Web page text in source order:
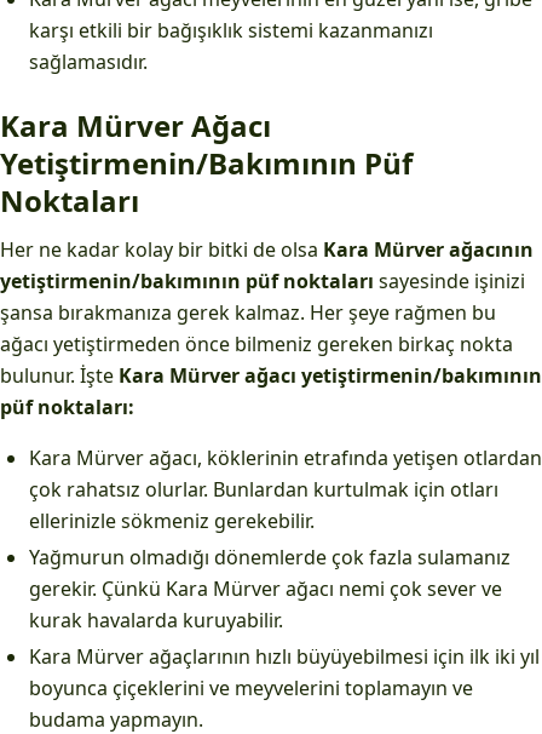
karşı etkili bir bağışıklık sistemi kazanmanızı
sağlamasıdır.
Kara Mürver Ağacı
Yetiştirmenin/Bakımının Püf
Noktaları
Her ne kadar kolay bir bitki de olsa Kara Mürver ağacının
yetiştirmenin/bakımının püf noktaları sayesinde işinizi
şansa bırakmanıza gerek kalmaz. Her şeye rağmen bu
ağacı yetiştirmeden önce bilmeniz gereken birkaç nokta
bulunur. İşte Kara Mürver ağacı yetiştirmenin/bakımının
püf noktaları:
Kara Mürver ağacı, köklerinin etrafında yetişen otlardan
çok rahatsız olurlar. Bunlardan kurtulmak için otları
ellerinizle sökmeniz gerekebilir.
Yağmurun olmadığı dönemlerde çok fazla sulamanız
gerekir. Çünkü Kara Mürver ağacı nemi çok sever ve
kurak havalarda kuruyabilir.
Kara Mürver ağaçlarının hızlı büyüyebilmesi için ilk iki yıl
boyunca çiçeklerini ve meyvelerini toplamayın ve
budama yapmayın.